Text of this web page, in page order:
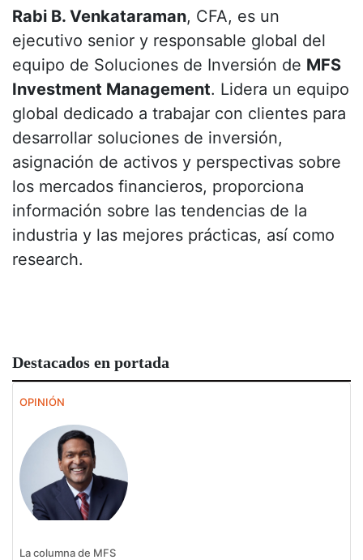
Rabi B. Venkataraman, CFA, es un
ejecutivo senior y responsable global del
equipo de Soluciones de Inversión de MFS
Investment Management. Lidera un equipo
global dedicado a trabajar con clientes para
desarrollar soluciones de inversión,
asignación de activos y perspectivas sobre
los mercados financieros, proporciona
información sobre las tendencias de la
industria y las mejores prácticas, así como
research.
Destacados en portada
OPINIÓN
La columna de MFS